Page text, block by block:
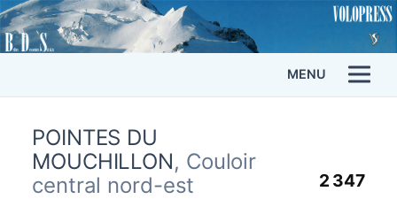
MENU
POINTES DU
MOUCHILLON, Couloir
central nord-est
2 347